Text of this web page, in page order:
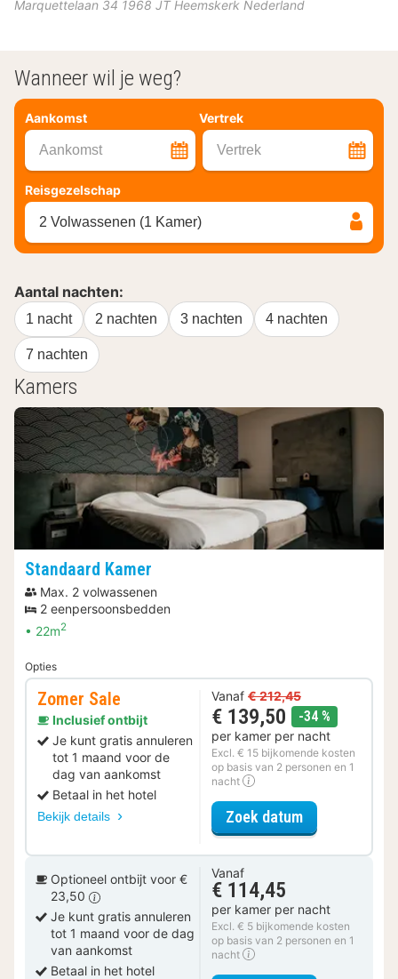
Marquettelaan 34 1968 JT Heemskerk Nederland
Wanneer wil je weg?
Aankomst Vertrek
Aankomst Vertrek
Reisgezelschap
2 Volwassenen (1 Kamer)
Aantal nachten:
1 nacht 2 nachten 3 nachten 4 nachten
7 nachten
Kamers
Standaard Kamer
Max. 2 volwassenen
2 eenpersoonsbedden
22m2
Opties
Zomer Sale
Inclusief ontbijt
Je kunt gratis annuleren
tot 1 maand voor de
dag van aankomst
Betaal in het hotel
Bekijk details
Vanaf € 212,45
€ 139,50 -34 %
per kamer per nacht
Excl. € 15 bijkomende kosten
op basis van 2 personen en 1
nacht
Zoek datumvoor Zomer
Optioneel ontbijt voor €
23,50
Je kunt gratis annuleren
tot 1 maand voor de dag
van aankomst
Betaal in het hotel
Vanaf
€ 114,45
per kamer per nacht
Excl. € 5 bijkomende kosten
op basis van 2 personen en 1
nacht